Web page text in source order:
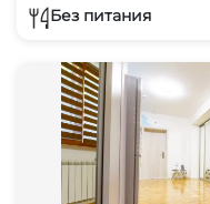
Без питания